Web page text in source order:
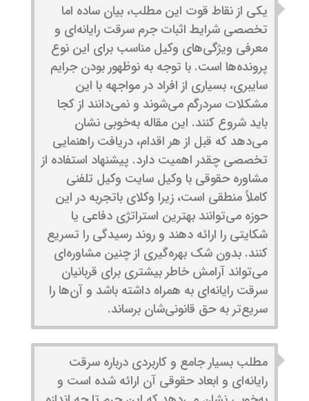
یکی از نقاط قوت این مطلب، بیان ساده اما
تخصصی شرایط اثبات جرم سرقت رایانه‌ای و
معرفی ویژگی‌های وکیل مناسب برای این نوع
پرونده‌ها است. با توجه به نوظهور بودن جرایم
سایبری، بسیاری از افراد در مواجهه با این
مشکلات سردرگم می‌شوند و نمی‌دانند از کجا
باید شروع کنند. این مقاله به‌خوبی نشان
می‌دهد که قبل از هر اقدام، دریافت راهنمایی
تخصصی چقدر اهمیت دارد. پیشنهاد استفاده از
مشاوره حقوقی با وکیل سایت وکیل تلفنی
کاملاً منطقی است، زیرا وکلای باتجربه در این
حوزه می‌توانند بهترین استراتژی دفاعی یا
شکایتی را ارائه دهند و روند رسیدگی را تسریع
کنند. بدون شک بهره‌گیری از چنین مشاوره‌ای
می‌تواند آرامش خاطر بیشتری برای قربانیان
سرقت رایانه‌ای به همراه داشته باشد و آن‌ها را
سریع‌تر به حق قانونی‌شان برساند.
مطلب بسیار جامع و کاربردی درباره سرقت
رایانه‌ای و ابعاد حقوقی آن ارائه شده است و